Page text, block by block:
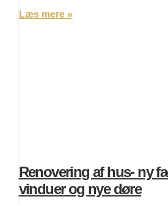
Læs mere »
Renovering af hus- ny
vinduer og nye døre